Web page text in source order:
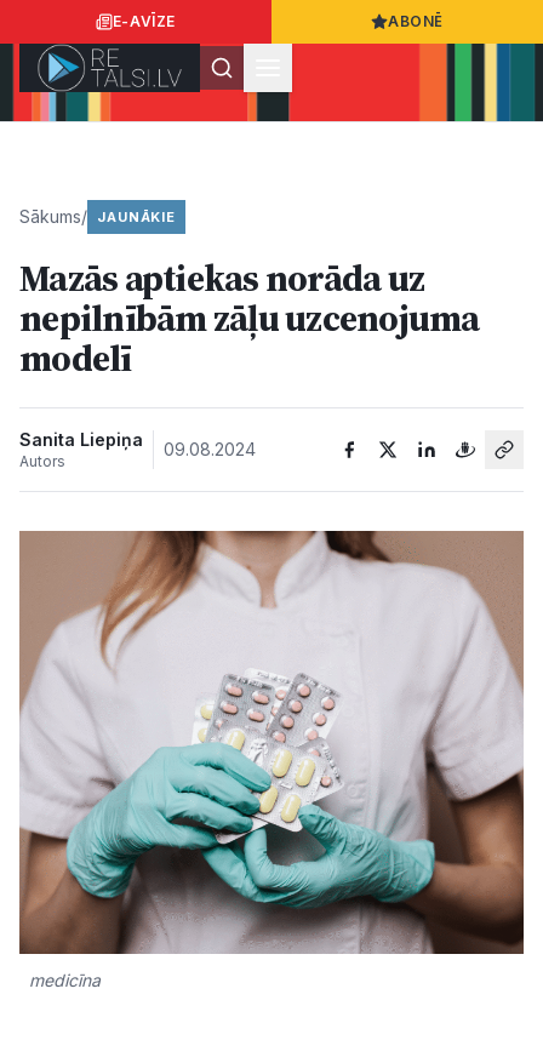
E-AVĪZE ABONĒ
Ziņas
Kultūra
Video
Vieta
Sludinājumi
Sākums/ JAUNĀKIE
Mazās aptiekas norāda uz
nepilnībām zāļu uzcenojuma
modelī
Sanita Liepiņa
Autors
09.08.2024
medicīna